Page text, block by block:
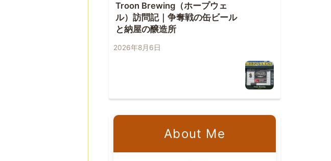
Troon Brewing（ホープウェ
ル）訪問記｜争奪戦の缶ビール
と納屋の醸造所
2026年8月6日
About Me